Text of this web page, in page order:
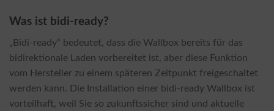
Was ist bidi-ready?
„Bidi-ready“ bedeutet, dass die Wallbox bereits für das
bidirektionale Laden vorbereitet ist, aber diese Funktion
vom Hersteller zu einem späteren Zeitpunkt freigeschaltet
werden kann. Die Installation einer bidi-ready Wallbox ist
vorteilhaft, weil Sie so zukunftssicher sind und aktuelle